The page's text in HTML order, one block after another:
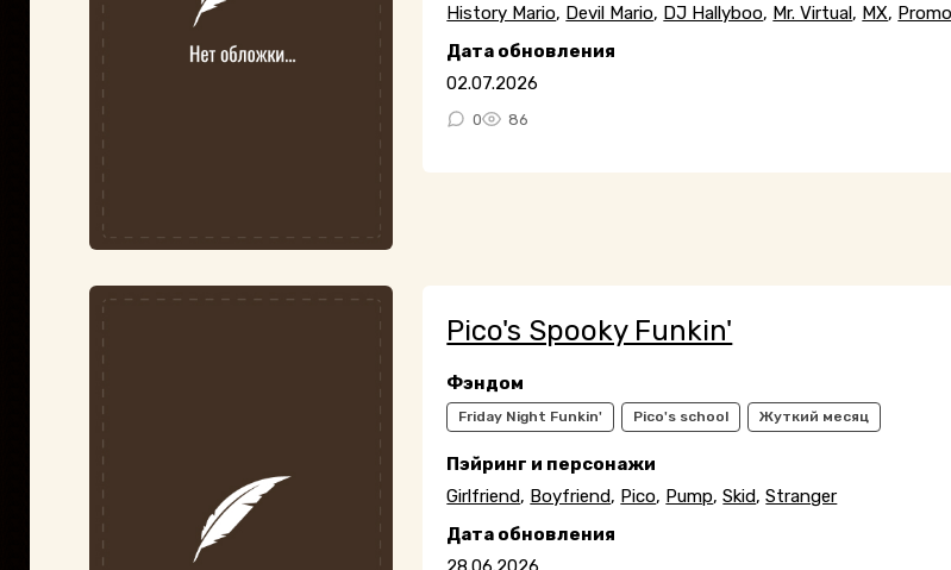
History Mario, Devil Mario, DJ Hallyboo, Mr. Virtual, MX,
Дата обновления
02.07.2026
0 86
Pico's Spooky Funkin'
Фэндом
Friday Night Funkin' Pico's school Жуткий месяц
Пэйринг и персонажи
Girlfriend, Boyfriend, Pico, Pump,Skid,Stranger
Дата обновления